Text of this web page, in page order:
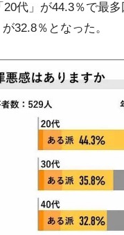
代」が44.3％で最
32.8％となった。